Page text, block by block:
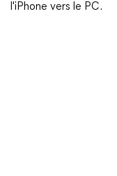
l'iPhone vers le PC.